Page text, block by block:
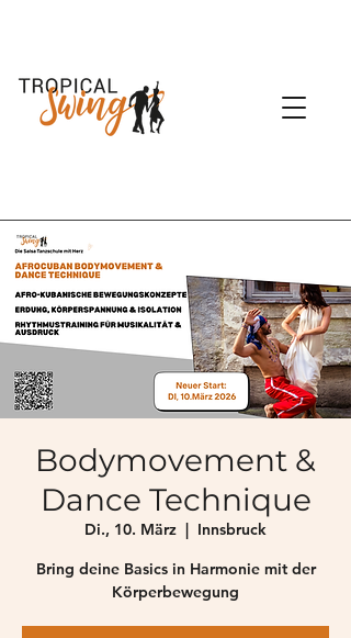
Bodymovement &
Dance Technique
Di., 10. März
  |
Innsbruck
Bring deine Basics in Harmonie mit der